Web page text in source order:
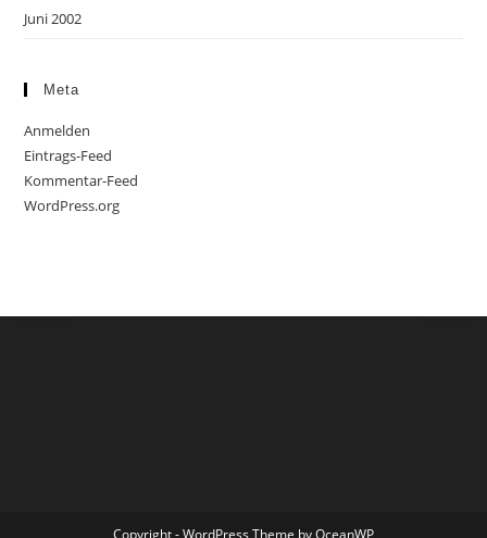
Juni 2002
Meta
Anmelden
Eintrags-Feed
Kommentar-Feed
WordPress.org
Copyright - WordPress Theme by OceanWP